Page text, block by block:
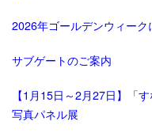
2026年ゴールデンウィー
サブゲートのご案内
【1月15日～2月27日】「
写真パネル展